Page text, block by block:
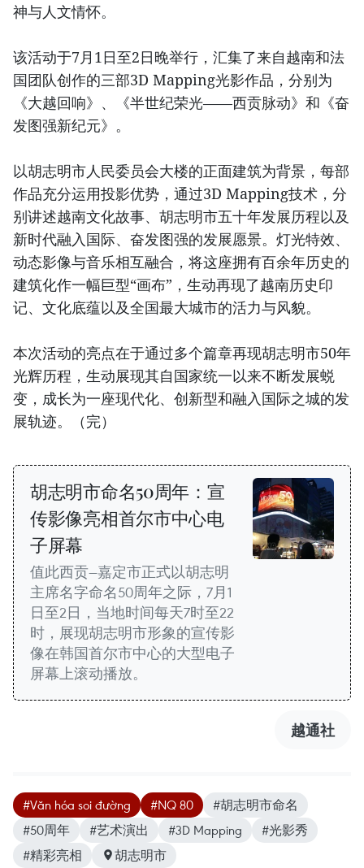
神与人文情怀。
该活动于7月1日至2日晚举行，汇集了来自越南和法
国团队创作的三部3D Mapping光影作品，分别为
《大越回响》、《半世纪荣光——西贡脉动》和《奋
发图强新纪元》。
以胡志明市人民委员会大楼的正面建筑为背景，每部
作品充分运用投影优势，通过3D Mapping技术，分
别讲述越南文化故事、胡志明市五十年发展历程以及
新时代融入国际、奋发图强的发展愿景。灯光特效、
动态影像与音乐相互融合，将这座拥有百余年历史的
建筑化作一幅巨型“画布”，生动再现了越南历史印
记、文化底蕴以及全国最大城市的活力与风貌。
本次活动的亮点在于通过多个篇章再现胡志明市50年
光辉历程，生动展现其自国家统一以来不断发展蜕
变，成长为一座现代化、创新型和融入国际之城的发
展轨迹。（完）
胡志明市命名50周年：宣
传影像亮相首尔市中心电
子屏幕
值此西贡—嘉定市正式以胡志明
主席名字命名50周年之际，7月1
日至2日，当地时间每天7时至22
时，展现胡志明市形象的宣传影
像在韩国首尔市中心的大型电子
屏幕上滚动播放。
越通社
#Văn hóa soi đường #NQ 80
#胡志明市命名
#50周年
#艺术演出 #3D Mapping
#光影秀
#精彩亮相
胡志明市